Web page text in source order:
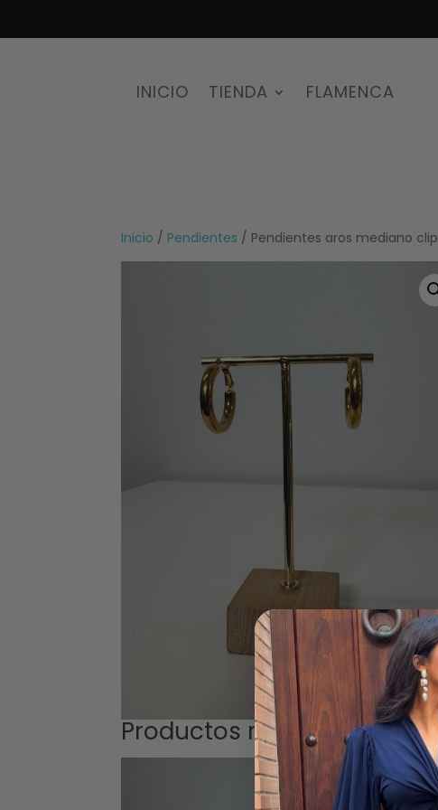
INICIO TIENDA FLAMENCA
Inicio / Pendientes / Pendientes aros mediano clip
Productos relacionados